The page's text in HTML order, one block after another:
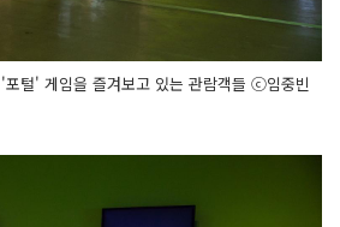
털' 게임을 즐겨보고 있는 관람객들 ⓒ임중빈